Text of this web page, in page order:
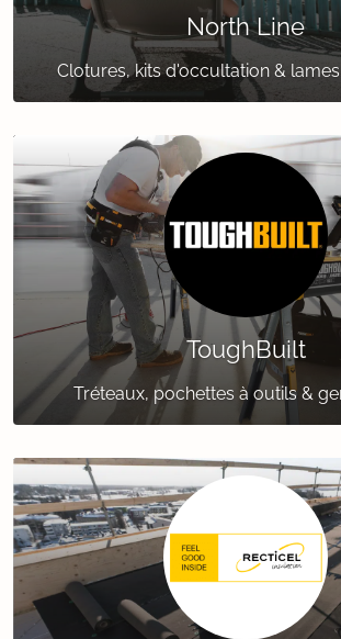
North Line
Clotures, kits d'occultation &
ToughBuilt
Tréteaux, pochettes à outils &